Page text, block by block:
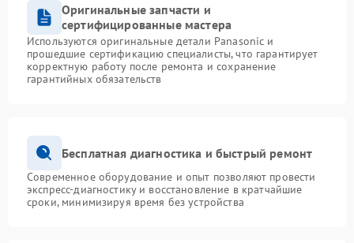
Оригинальные запчасти и
сертифицированные мастера
Используются оригинальные детали Panasonic и
прошедшие сертификацию специалисты, что гарантирует
корректную работу после ремонта и сохранение
гарантийных обязательств
Бесплатная диагностика и быстрый ремонт
Современное оборудование и опыт позволяют провести
экспресс-диагностику и восстановление в кратчайшие
сроки, минимизируя время без устройства